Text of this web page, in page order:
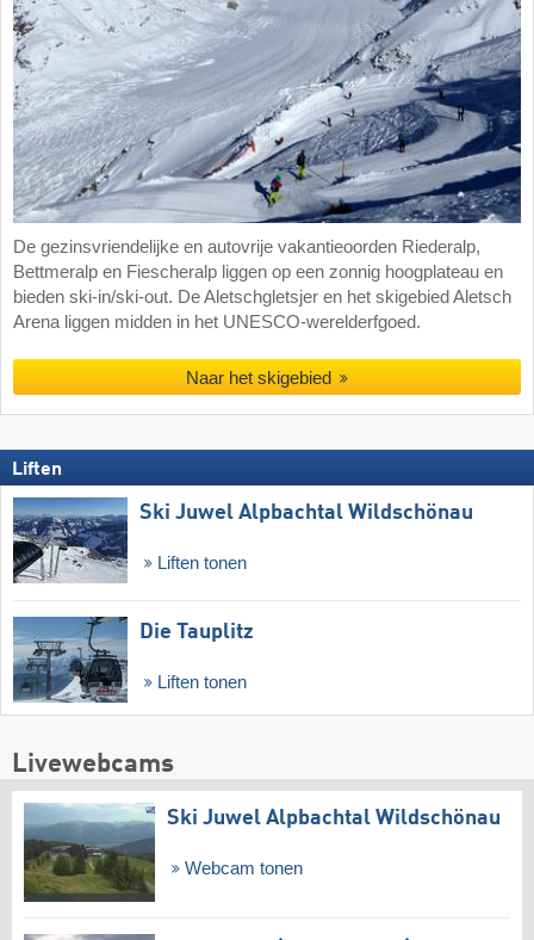
De gezinsvriendelijke en autovrije vakantieoorden Riederalp,
Bettmeralp en Fiescheralp liggen op een zonnig hoogplateau en
bieden ski-in/ski-out. De Aletschgletsjer en het skigebied Aletsch
Arena liggen midden in het UNESCO-werelderfgoed.
Naar het skigebied
Liften
Ski Juwel Alpbachtal Wildschönau
Liften tonen
Die Tauplitz
Liften tonen
Livewebcams
Ski Juwel Alpbachtal Wildschönau
Webcam tonen